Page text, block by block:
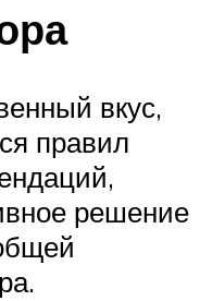
вкус,
правил
решение